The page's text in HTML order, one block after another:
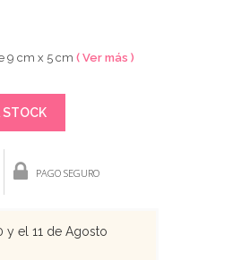
9 cm x 5 cm ( Ver más )
STOCK
PAGO SEGURO
y el 11 de Agosto